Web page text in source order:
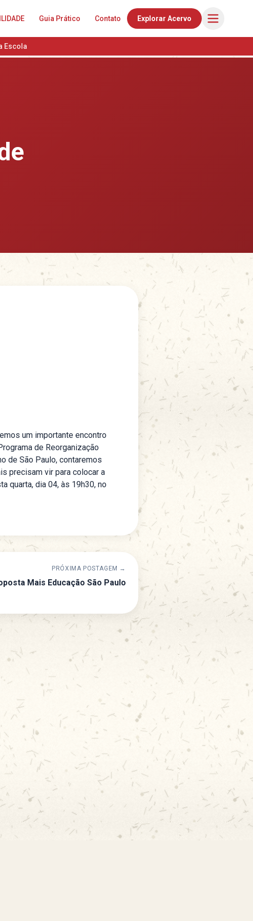
Guia Prático Contato Explorar Acervo
Escola
um importante encontro
de Reorganização
de São Paulo, contaremos
precisam vir para colocar a
quarta, dia 04, às 19h30, no
PRÓXIMA POSTAGEM →
Mais Educação São Paulo